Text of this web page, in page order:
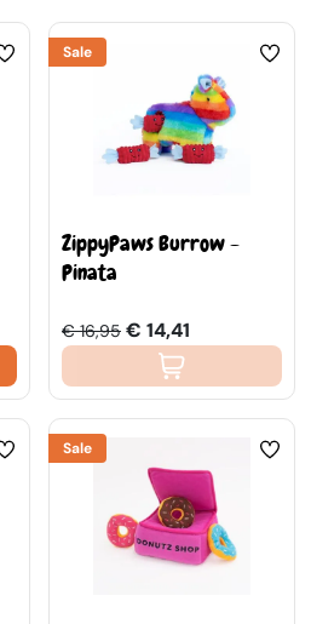
Sale
ZippyPaws Burrow -
Pinata
€ 16,95 € 14,41
Sale